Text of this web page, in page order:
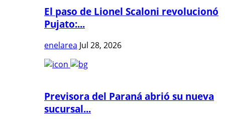
El paso de Lionel Scaloni revolucionó
Pujato:...
enelarea Jul 28, 2026
Previsora del Paraná abrió su nueva
sucursal...